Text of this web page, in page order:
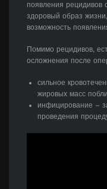
появления рецидивов
здоровый образ
возможность
Помимо рецидивов,
осложнения после
сильное
жировых масс
инфицирование –
проведения